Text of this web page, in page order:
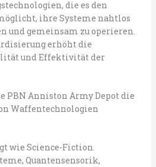
die es den
ihre Systeme nahtlos
und gemeinsam zu operieren.
erhöht die
und Effektivität der
PBN Anniston Army Depot die
Waffentechnologien
wie Science-Fiction.
Quantensensorik,